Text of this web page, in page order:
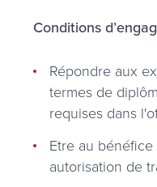
Conditions
Répondre aux
termes de
requises dans
Etre au
autorisation de